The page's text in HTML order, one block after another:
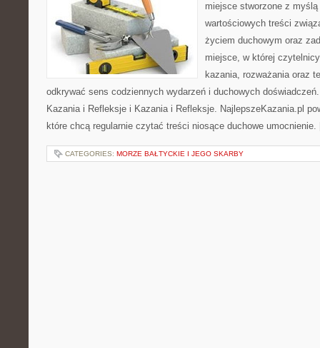
miejsce stworzone z
wartościowych treści
życiem duchowym oraz
miejsce, w której
kazania, rozważania oraz
odkrywać sens codziennych wydarzeń i duchowych
Kazania i Refleksje i Kazania i Refleksje. NajlepszeKazania.pl
które chcą regularnie czytać treści niosące duchowe
CATEGORIES: MORZE BAŁTYCKIE I JEGO SKARBY